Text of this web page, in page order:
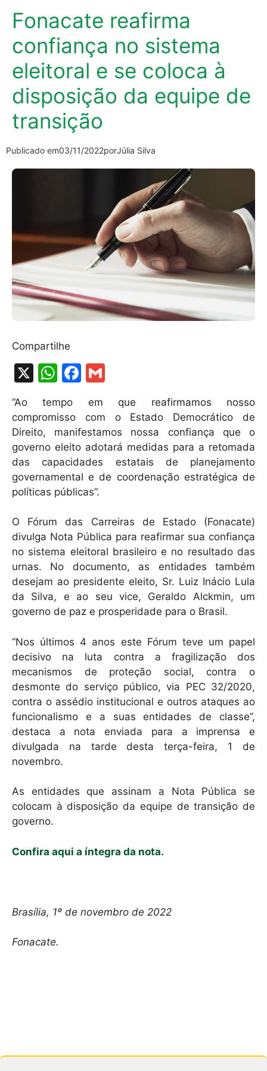
Fonacate reafirma
confiança no sistema
eleitoral e se coloca à
disposição da equipe de
transição
Publicado em03/11/2022porJúlia Silva
Compartilhe
X
W
at
s
A
p
p
F
c
e
b
o
o
ai
l
“Ao tempo em que reafirmamos nosso
compromisso com o Estado Democrático de
Direito, manifestamos nossa confiança que o
governo eleito adotará medidas para a retomada
das capacidades estatais de planejamento
governamental e de coordenação estratégica de
políticas públicas”.
O Fórum das Carreiras de Estado (Fonacate)
divulga Nota Pública para reafirmar sua confiança
no sistema eleitoral brasileiro e no resultado das
urnas. No documento, as entidades também
desejam ao presidente eleito, Sr. Luiz Inácio Lula
da Silva, e ao seu vice, Geraldo Alckmin, um
governo de paz e prosperidade para o Brasil.
“Nos últimos 4 anos este Fórum teve um papel
decisivo na luta contra a fragilização dos
mecanismos de proteção social, contra o
desmonte do serviço público, via PEC 32/2020,
contra o assédio institucional e outros ataques ao
funcionalismo e a suas entidades de classe”,
destaca a nota enviada para a imprensa e
divulgada na tarde desta terça-feira, 1 de
novembro.
As entidades que assinam a Nota Pública se
colocam à disposição da equipe de transição de
governo.
Confira aqui a íntegra da nota.
Brasília, 1º de novembro de 2022
Fonacate.